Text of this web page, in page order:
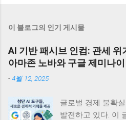
이 블로그의 인기 게시물
AI 기반 패시브 인컴: 관세 위
아마존 노바와 구글 제미나
-4월 12, 2025
글로벌 경제 불확
발전하고 있다. 이